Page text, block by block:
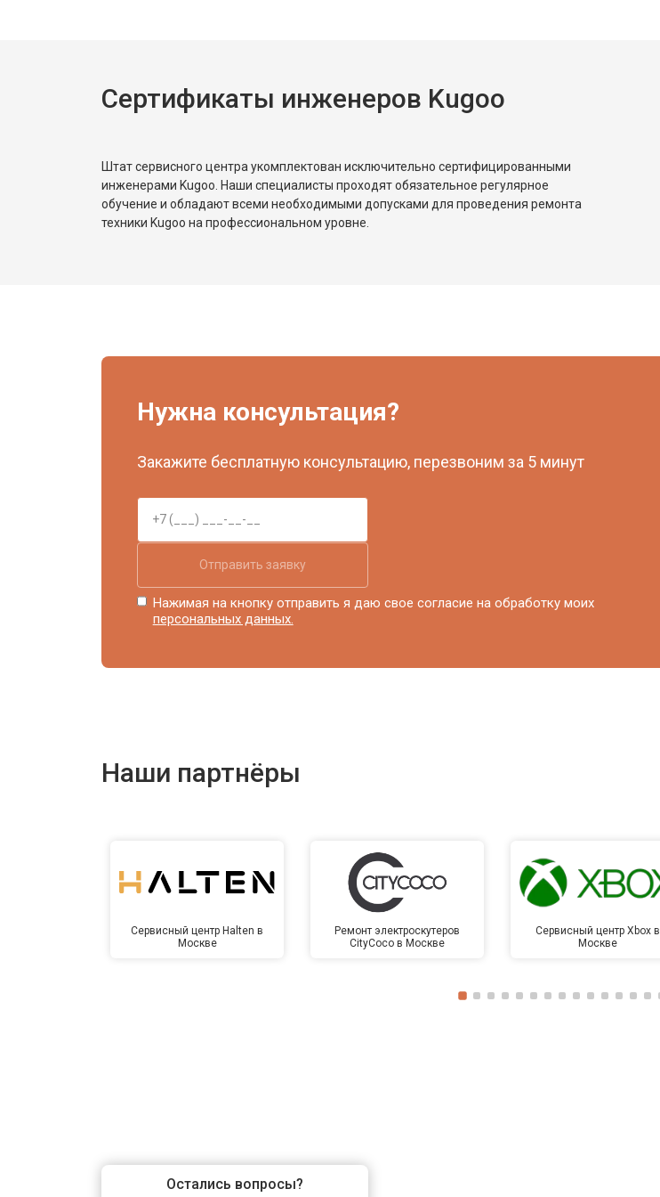
Сертификаты инженеров Kugoo
Штат сервисного центра укомплектован исключительно сертифицированными
инженерами Kugoo. Наши специалисты проходят обязательное регулярное
обучение и обладают всеми необходимыми допусками для проведения ремонта
техники Kugoo на профессиональном уровне.
Нужна консультация?
Закажите бесплатную консультацию, перезвоним за 5 минут
Отправить заявку
Нажимая на кнопку отправить я даю свое согласие на обработку моих
персональных данных.
Наши партнёры
Сервисный центр Halten в
Москве
Ремонт электроскутеров
CityCoco в Москве
Сервисный центр Xbox в
Москве
Остались вопросы?